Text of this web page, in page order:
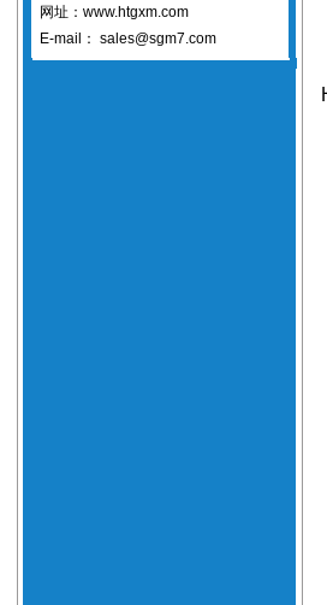
网址：www.htgxm.com
E-mail： sales@sgm7.com